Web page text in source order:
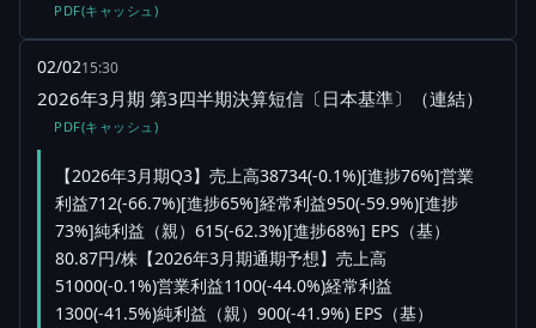
PDF(キャッシュ)
02/0215:30
2026年3月期 第3四半期決算短信〔日本基準〕（連結）
PDF(キャッシュ)
【2026年3月期Q3】売上高38734(-0.1%)[進捗76%]営業
利益712(-66.7%)[進捗65%]経常利益950(-59.9%)[進捗
73%]純利益（親）615(-62.3%)[進捗68%] EPS（基）
80.87円/株【2026年3月期通期予想】売上高
51000(-0.1%)営業利益1100(-44.0%)経常利益
1300(-41.5%)純利益（親）900(-41.9%) EPS（基）